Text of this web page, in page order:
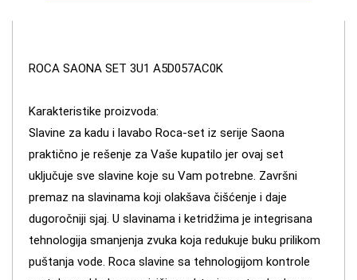
ROCA SAONA SET 3U1 A5D057AC0K
Karakteristike proizvoda:
Slavine za kadu i lavabo Roca-set iz serije Saona
praktično je rešenje za Vaše kupatilo jer ovaj set
uključuje sve slavine koje su Vam potrebne. Završni
premaz na slavinama koji olakšava čišćenje i daje
dugoročniji sjaj. U slavinama i ketridžima je integrisana
tehnologija smanjenja zvuka koja redukuje buku prilikom
puštanja vode. Roca slavine sa tehnologijom kontrole